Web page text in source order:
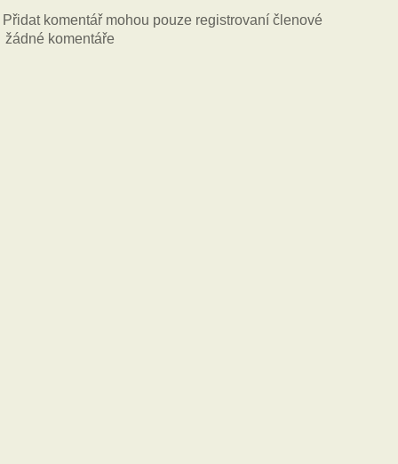
Přidat komentář mohou pouze registrovaní členové
žádné komentáře